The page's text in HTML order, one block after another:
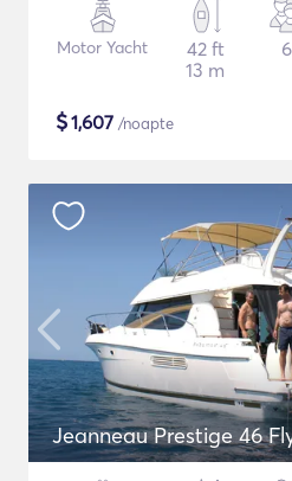
Motor Yacht
42 ft
13 m
6
$1,607 /noapte
Jeanneau Prestige 46